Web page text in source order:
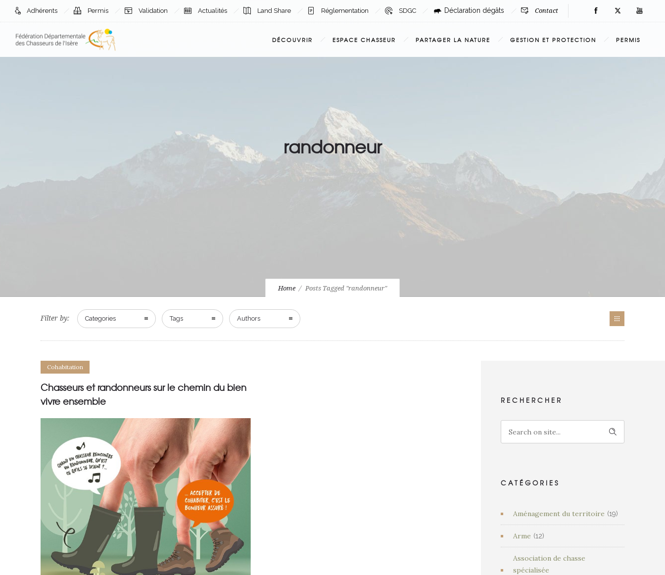
Adhérents Permis Validation Actualités Land Share Réglementation SDGC Déclaration dégâts Contact
DÉCOUVRIR ESPACE CHASSEUR PARTAGER LA NATURE GESTION ET PROTECTION PERMIS
randonneur
Home Posts Tagged "randonneur"
Filter by: Categories Tags Authors
Cohabitation
Chasseurs et randonneurs sur le chemin du bien
vivre ensemble
RECHERCHER
CATÉGORIES
Aménagement du territoire (19)
Arme (12)
Association de chasse
spécialisée